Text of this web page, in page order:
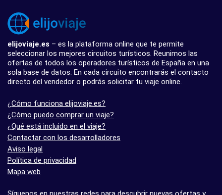
elijoviaje.es – es la plataforma online que te permite
seleccionar los mejores circuitos turísticos. Reunimos las
ofertas de todos los operadores turísticos de España en una
sola base de datos. En cada circuito encontrarás el contacto
directo del vendedor o podrás solicitar tu viaje online.
¿Cómo funciona elijoviaje.es?
¿Cómo puedo comprar un viaje?
¿Qué está incluido en el viaje?
Contactar con los desarrolladores
Aviso legal
Política de privacidad
Mapa web